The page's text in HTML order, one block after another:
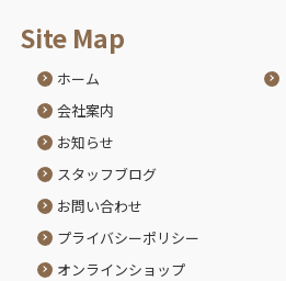
Site Map
ホーム
会社案内
お知らせ
スタッフブログ
お問い合わせ
プライバシーポリシー
オンラインショップ